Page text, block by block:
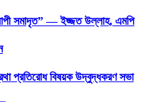
সমাদৃত” — ইজ্জত উল্লাহ, এমপি
প্রতিরোধ বিষয়ক উদ্বুদ্ধকরণ সভা